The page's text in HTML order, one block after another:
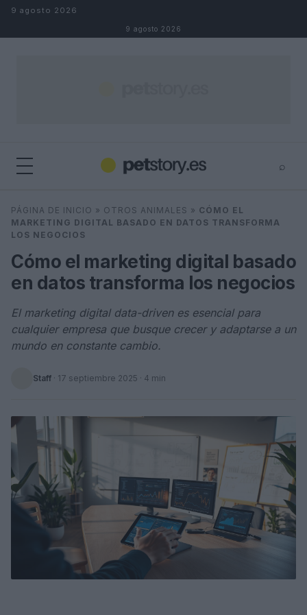
Saltar al contenido
9 agosto 2026
9 agosto 2026
⌕
Buscar
PÁGINA DE INICIO » OTROS ANIMALES » CÓMO EL
MARKETING DIGITAL BASADO EN DATOS TRANSFORMA
LOS NEGOCIOS
Cómo el marketing digital basado
en datos transforma los negocios
El marketing digital data-driven es esencial para
cualquier empresa que busque crecer y adaptarse a un
mundo en constante cambio.
Staff · 17 septiembre 2025 · 4 min